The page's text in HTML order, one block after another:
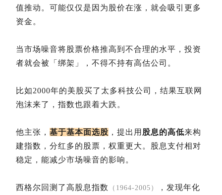
值推动。可能仅仅是因为股价在涨，就会吸引更多
资金。
当市场噪音将股票价格推高到不合理的水平，投资
者就会被「绑架」，不得不持有高估公司。
比如2000年的美股买了太多科技公司，结果互联网
泡沫来了，指数也跟着大跌。
他主张， 基于基本面选股 ，提出用 股息的高低来构
建指数，分红多的股票，权重更大。股息支付相对
稳定，能减少市场噪音的影响。
西格尔回测了高股息指数 （1964-2005）
，发现年化